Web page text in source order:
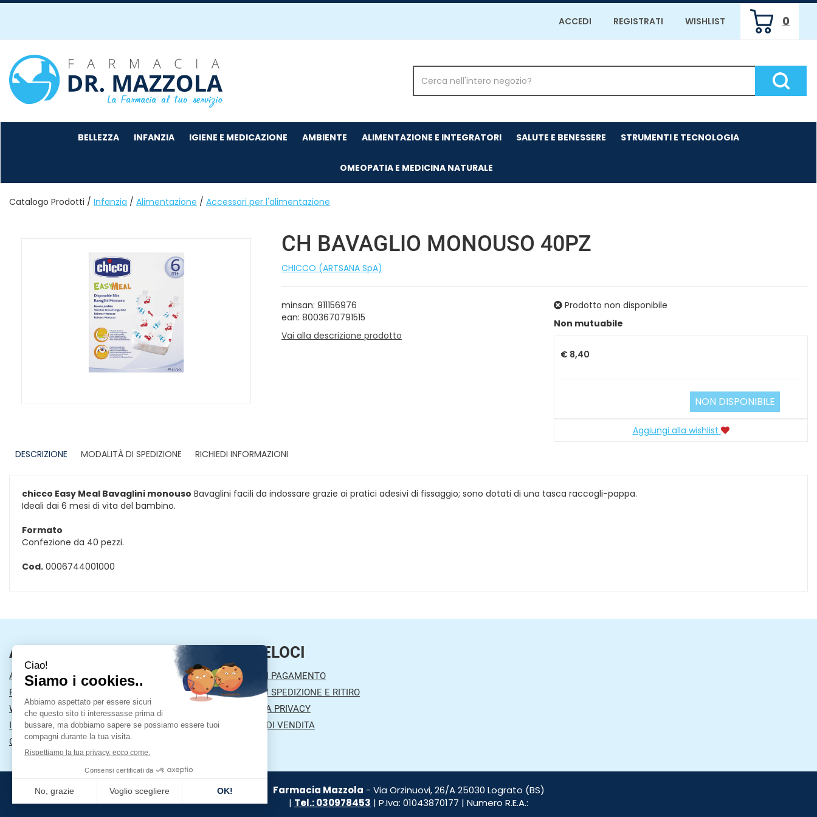
Passa
principale
ACCEDI REGISTRATI WISHLIST 0
ARTICOLI
INSERITI
Farmacia
Mazzola
Prodotto
Cerca
BELLEZZA INFANZIA IGIENE E MEDICAZIONE AMBIENTE ALIMENTAZIONE E INTEGRATORI SALUTE E BENESSERE STRUMENTI E TECNOLOGIA
OMEOPATIA E MEDICINA NATURALE
Catalogo Prodotti / Infanzia / Alimentazione / Accessori per l'alimentazione
CH BAVAGLIO MONOUSO 40PZ
CHICCO (ARTSANA SpA)
minsan: 911156976
ean: 8003670791515
Vai alla descrizione prodotto
Prodotto non disponibile
Non mutuabile
Prezzo
€ 8,40
NON DISPONIBILE
Aggiungi alla wishlist
DESCRIZIONE
MODALITÀ DI SPEDIZIONE RICHIEDI INFORMAZIONI
chicco Easy Meal Bavaglini monouso Bavaglini facili da indossare grazie ai pratici adesivi di fissaggio; sono dotati di una tasca raccogli-pappa.
Ideali dai 6 mesi di vita del bambino.
Formato
Confezione da 40 pezzi.
Cod. 0006744001000
AREA UTENTE
ACCEDI
REGISTRATI
WISHLIST
ISCRIZIONE ALLA NEWSLETTER
CONTATTI
LINK VELOCI
MODALITÀ DI PAGAMENTO
MODALITÀ DI SPEDIZIONE E RITIRO
INFORMATIVA PRIVACY
CONDIZIONI DI VENDITA
Farmacia Mazzola - Via Orzinuovi, 26/A 25030 Lograto (BS)
| Tel.: 030978453 | P.Iva: 01043870177 | Numero R.E.A.: